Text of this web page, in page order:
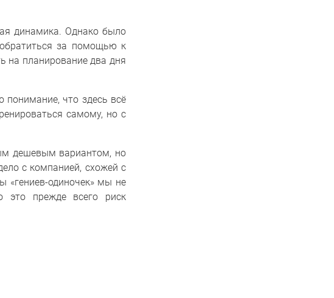
динамика. Однако было
за помощью к
на планирование два дня
понимание, что здесь всё
самому, но с
дешевым вариантом, но
с компанией, схожей с
«гениев-одиночек» мы не
это прежде всего риск